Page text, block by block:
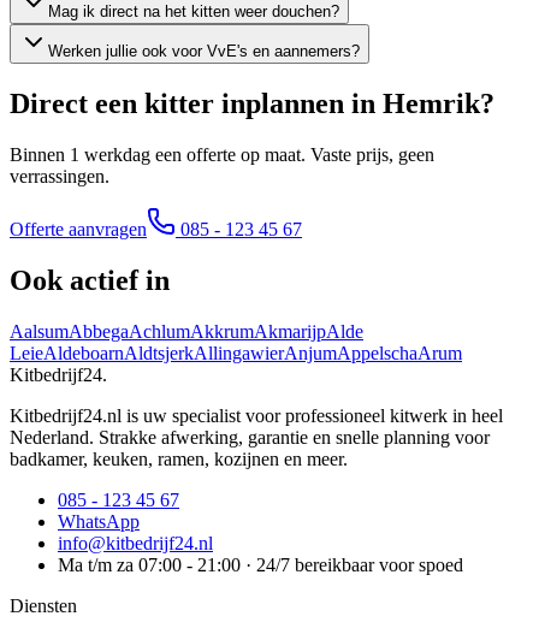
Mag ik direct na het kitten weer douchen?
Werken jullie ook voor VvE's en aannemers?
Direct een kitter inplannen in Hemrik?
Binnen 1 werkdag een offerte op maat. Vaste prijs, geen
verrassingen.
Offerte aanvragen 085 - 123 45 67
Ook actief in
AalsumAbbegaAchlumAkkrumAkmarijpAlde
LeieAldeboarnAldtsjerkAllingawierAnjumAppelschaArum
Kitbedrijf24.
Kitbedrijf24.nl is uw specialist voor professioneel kitwerk in heel
Nederland. Strakke afwerking, garantie en snelle planning voor
badkamer, keuken, ramen, kozijnen en meer.
085 - 123 45 67
WhatsApp
info@kitbedrijf24.nl
Ma t/m za 07:00 - 21:00 · 24/7 bereikbaar voor spoed
Diensten